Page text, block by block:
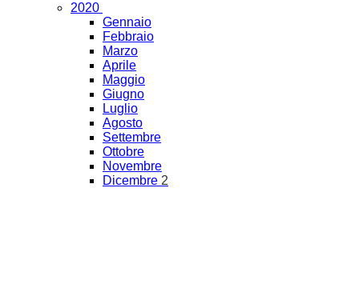
2020
Gennaio
Febbraio
Marzo
Aprile
Maggio
Giugno
Luglio
Agosto
Settembre
Ottobre
Novembre
Dicembre 2